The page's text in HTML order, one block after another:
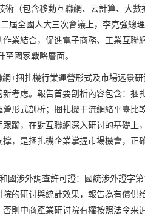
（包含移動互聯網、云計算、大數
屆全國人大三次會議上，李克強總
業結合，促進電子商務、工業互聯
國家戰略層面。
捆扎機行業運營形式及市場远景研
考虑。報告首要剖析內容包含：捆
形式剖析；捆扎機干流網絡平臺比
蹤，在對互聯網深入研讨的基礎上
，是捆扎機企業掌握市場機會，正
涉外調查許可證：國統涉外證字
的研讨與統計效果，報告為有償
則中商產業研讨院有權按照法令